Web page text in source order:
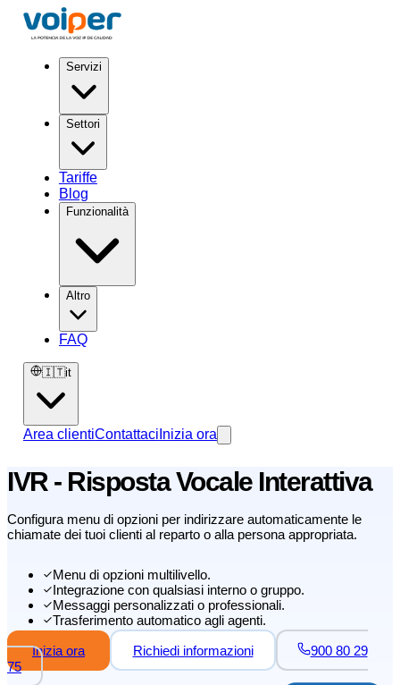
Servizi
Settori
Tariffe
Blog
Funzionalità
Altro
FAQ
🇮🇹it
Area clientiContattaci Inizia ora
IVR - Risposta Vocale Interattiva
Configura menu di opzioni per indirizzare automaticamente le
chiamate dei tuoi clienti al reparto o alla persona appropriata.
Menu di opzioni multilivello.
Integrazione con qualsiasi interno o gruppo.
Messaggi personalizzati o professionali.
Trasferimento automatico agli agenti.
Inizia ora
Richiedi informazioni
900 80 29
75